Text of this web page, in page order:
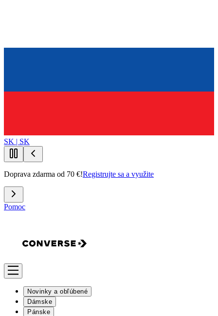
SK | SK
Doprava zdarma od 70 €!Registrujte sa a využite
Pomoc
Novinky a obľúbené
Dámske
Pánske